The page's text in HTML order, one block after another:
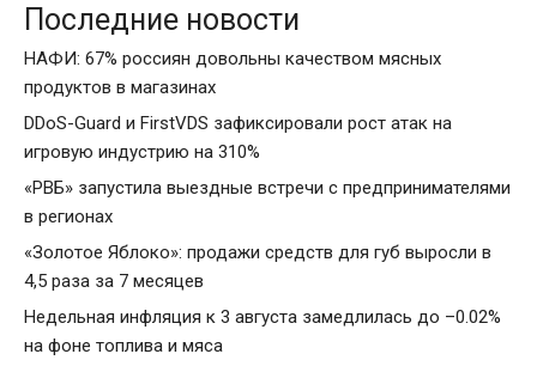
Последние новости
НАФИ: 67% россиян довольны качеством мясных
продуктов в магазинах
DDoS-Guard и FirstVDS зафиксировали рост атак на
игровую индустрию на 310%
«РВБ» запустила выездные встречи с предпринимателями
в регионах
«Золотое Яблоко»: продажи средств для губ выросли в
4,5 раза за 7 месяцев
Недельная инфляция к 3 августа замедлилась до –0.02%
на фоне топлива и мяса